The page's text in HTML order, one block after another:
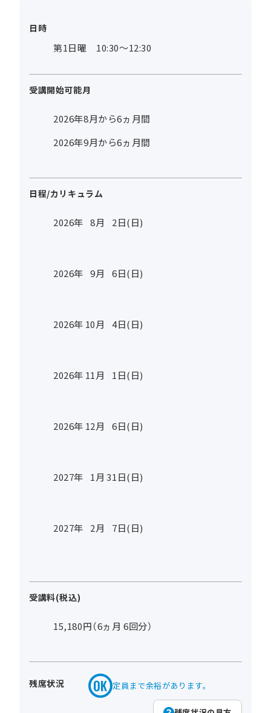
日時
第1日曜 10:30～12:30
受講開始可能月
2026年8月から6ヵ月間
2026年9月から6ヵ月間
日程/カリキュラム
2026年 8月 2日(日)
2026年 9月 6日(日)
2026年 10月 4日(日)
2026年 11月 1日(日)
2026年 12月 6日(日)
2027年 1月 31日(日)
2027年 2月 7日(日)
受講料(税込)
15,180円（6ヵ月 6回分）
残席状況 定員まで余裕があります。